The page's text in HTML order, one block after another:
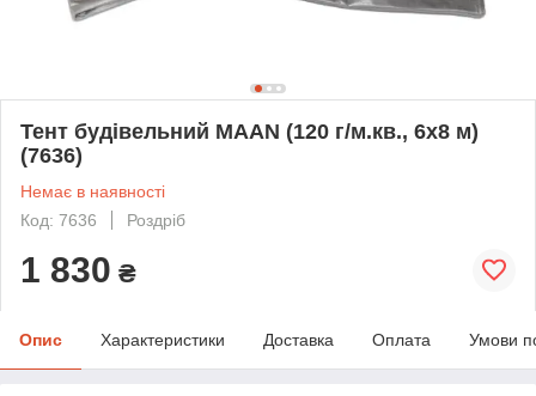
Тент будівельний MAAN (120 г/м.кв., 6х8 м)
(7636)
Немає в наявності
Код: 7636
Роздріб
1 830 ₴
Опис Характеристики Доставка Оплата Умови